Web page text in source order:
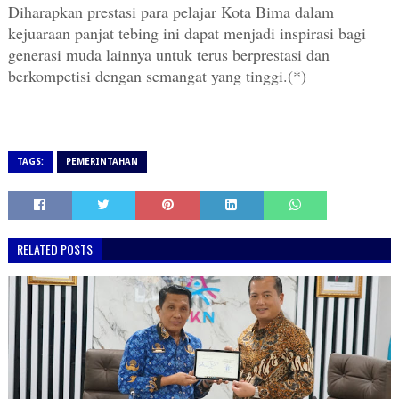
Diharapkan prestasi para pelajar Kota Bima dalam
kejuaraan panjat tebing ini dapat menjadi inspirasi bagi
generasi muda lainnya untuk terus berprestasi dan
berkompetisi dengan semangat yang tinggi.(*)
TAGS: PEMERINTAHAN
RELATED POSTS